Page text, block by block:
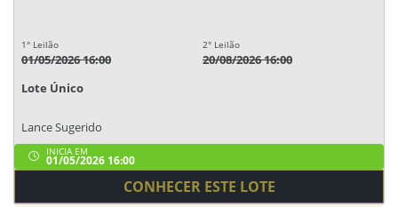
1° Leilão
01/05/2026 16:00
2° Leilão
20/08/2026 16:00
Lote Único
Lance Sugerido
INICIA EM
01/05/2026 16:00
CONHECER ESTE LOTE